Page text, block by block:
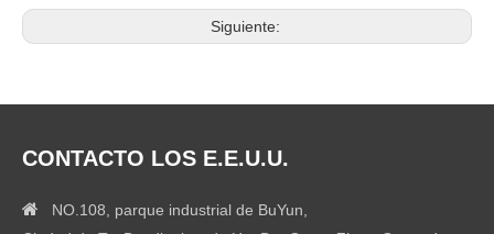
Siguiente:
CONTACTO LOS E.E.U.U.
 NO.108, parque industrial de BuYun,